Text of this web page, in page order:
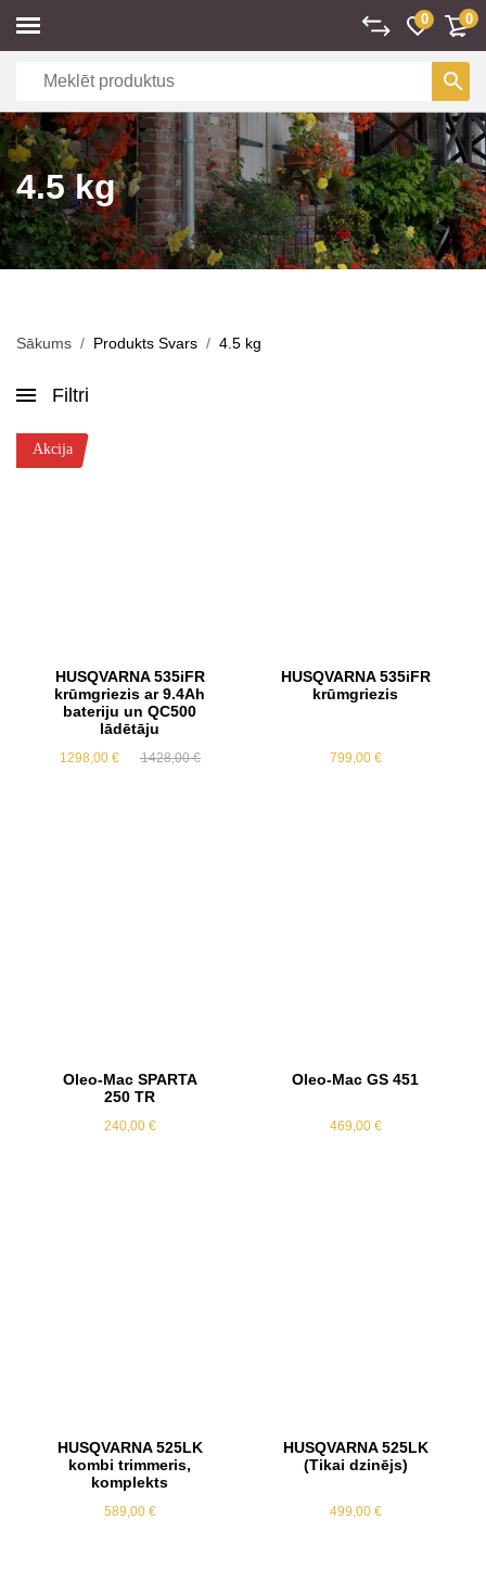
0 0
4.5 kg
Sākums Produkts Svars 4.5 kg
Filtri
Akcija
HUSQVARNA 535iFR
krūmgriezis ar 9.4Ah
bateriju un QC500
lādētāju
1428,00€Original
1298,00 €
Current
HUSQVARNA 535iFR
krūmgriezis
799,00 €
Oleo-Mac SPARTA
250 TR
240,00 €
Oleo-Mac GS 451
469,00 €
HUSQVARNA 525LK
kombi trimmeris,
komplekts
589,00 €
HUSQVARNA 525LK
(Tikai dzinējs)
499,00 €